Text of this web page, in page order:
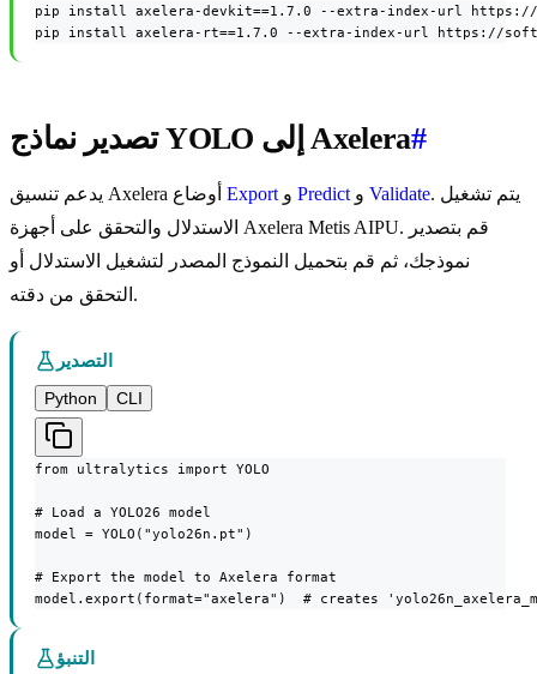
pip install axelera-devkit==1.7.0 --extra-index-url
pip install axelera-rt==1.7.0 --extra-index-url https://
تصدير نماذج YOLO إلى Axelera#
Export Predict Validate. يتم تشغيل
الاستدلال والتحقق على أجهزة Axelera Metis AIPU. قم بتصدير
نموذجك، ثم قم بتحميل النموذج المصدر لتشغيل الاستدلال أو
التحقق من دقته.
التصدير
Python
CLI
from ultralytics import YOLO
# Load a YOLO26 model
model = YOLO("yolo26n.pt")
# Export the model to Axelera format
model.export(format="axelera")  # creates
التنبؤ